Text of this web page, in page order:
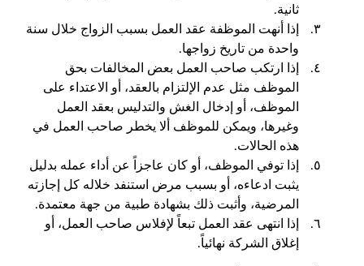
ثانية.
إذا أنهت الموظفة عقد العمل بسبب الزواج خلال سنة
واحدة من تاريخ زواجها.
إذا ارتكب صاحب العمل بعض المخالفات بحق
الموظف مثل عدم الإلتزام بالعقد، أو الاعتداء على
الموظف، أو إدخال الغش والتدليس بعقد العمل
وغيرها، ويمكن للموظف ألا يخطر صاحب العمل في
هذه الحالات.
إذا توفي الموظف، أو كان عاجزاً عن أداء عمله بدليل
يثبت ادعاءه، أو بسبب مرض استنفد خلاله كل إجازته
المرضية، وأثبت ذلك بشهادة طبية من جهة معتمدة.
إذا انتهى عقد العمل تبعاً لإفلاس صاحب العمل، أو
إغلاق الشركة نهائياً.